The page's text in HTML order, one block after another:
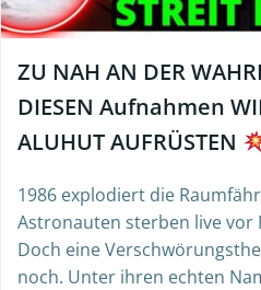
ZU NAH AN DER
DIESEN Aufnahmen
ALUHUT AUFRÜSTEN
1986 explodiert die
Astronauten sterben live vor
Doch eine
noch. Unter ihren echten